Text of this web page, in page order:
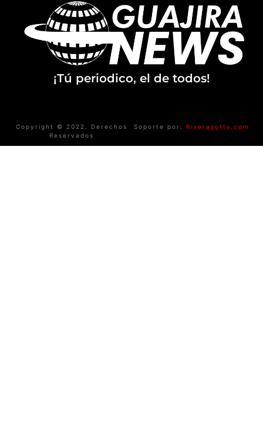
¡Tú periodico, el de todos!
Copyright © 2022. Derechos
Reservados
Soporte por: Riverasofts.com